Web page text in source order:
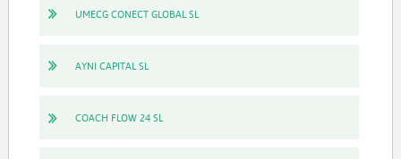
UMECG CONECT GLOBAL SL
AYNI CAPITAL SL
COACH FLOW 24 SL